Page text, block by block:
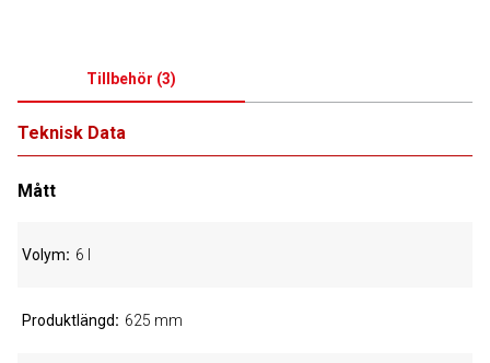
Tillbehör (3)
Teknisk Data
Mått
Volym 6 l
Produktlängd 625 mm